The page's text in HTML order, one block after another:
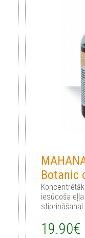
Botanic
iesūcoša
stiprināšanai
19.90€